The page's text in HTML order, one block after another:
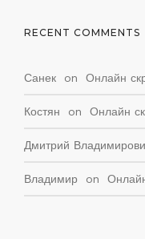
RECENT COMMENTS
Санек on Онлайн
Костян on Онлайн
Дмитрий
Владимир on